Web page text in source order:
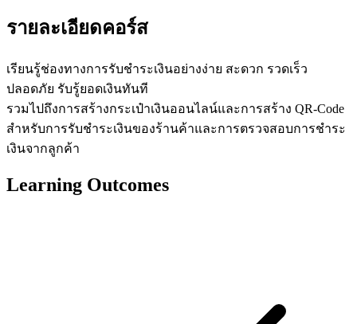
รายละเอียดคอร์ส
เรียนรู้ช่องทางการรับชำระเงินอย่างง่าย สะดวก รวดเร็ว
ปลอดภัย รับรู้ยอดเงินทันที
รวมไปถึงการสร้างกระเป๋าเงินออนไลน์และการสร้าง QR-Code
สำหรับการรับชำระเงินของร้านค้าและการตรวจสอบการชำระ
เงินจากลูกค้า
Learning Outcomes